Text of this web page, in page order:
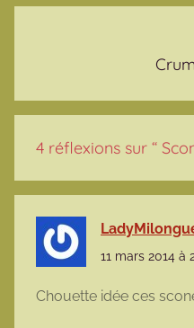
4 réflexions sur “
11 mars 2014 à
Chouette idée ces